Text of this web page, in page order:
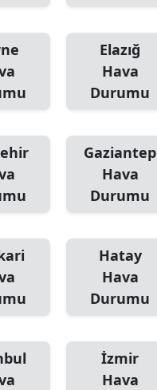
Elazığ
Hava
Durumu
Gaziantep
Hava
Durumu
Hatay
Hava
Durumu
İzmir
Hava